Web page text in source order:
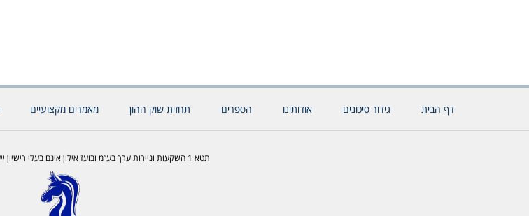
דף הבית גידור סיכונים אודותינו הספרים תחזית שוק ההון מאמרים מקצועיים
תטא 1 השקעות וניירות ערך בע”מ ובועז אילון אינם בעלי רישיון ייעוץ השקעות בתוקף(מותלה)